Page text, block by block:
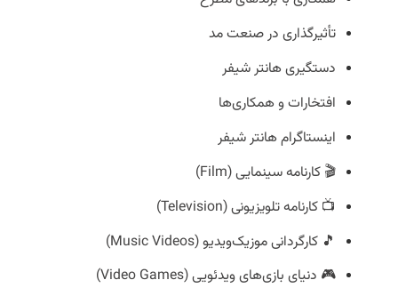
تأثیرگذاری در صنعت مد
دستگیری هانتر شیفر
افتخارات و همکاری‌ها
اینستاگرام هانتر شیفر
🎬 کارنامه سینمایی (Film)
📺 کارنامه تلویزیونی (Television)
🎵 کارگردانی موزیک‌ویدیو (Music Videos)
🎮 دنیای بازی‌های ویدئویی (Video Games)